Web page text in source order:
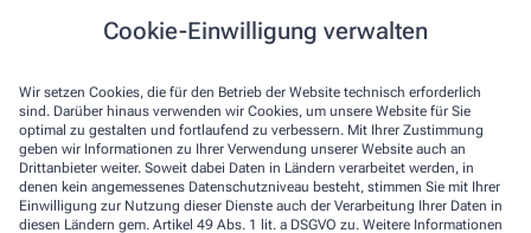
Cookie-Einwilligung verwalten
Wir setzen Cookies, die für den Betrieb der Website technisch erforderlich
sind. Darüber hinaus verwenden wir Cookies, um unsere Website für Sie
optimal zu gestalten und fortlaufend zu verbessern. Mit Ihrer Zustimmung
geben wir Informationen zu Ihrer Verwendung unserer Website auch an
Drittanbieter weiter. Soweit dabei Daten in Ländern verarbeitet werden, in
denen kein angemessenes Datenschutzniveau besteht, stimmen Sie mit Ihrer
Einwilligung zur Nutzung dieser Dienste auch der Verarbeitung Ihrer Daten in
diesen Ländern gem. Artikel 49 Abs. 1 lit. a DSGVO zu. Weitere Informationen